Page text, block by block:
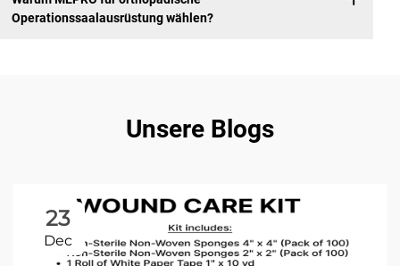
Operationssaalausrüstung wählen?
Unsere Blogs
23
Dec